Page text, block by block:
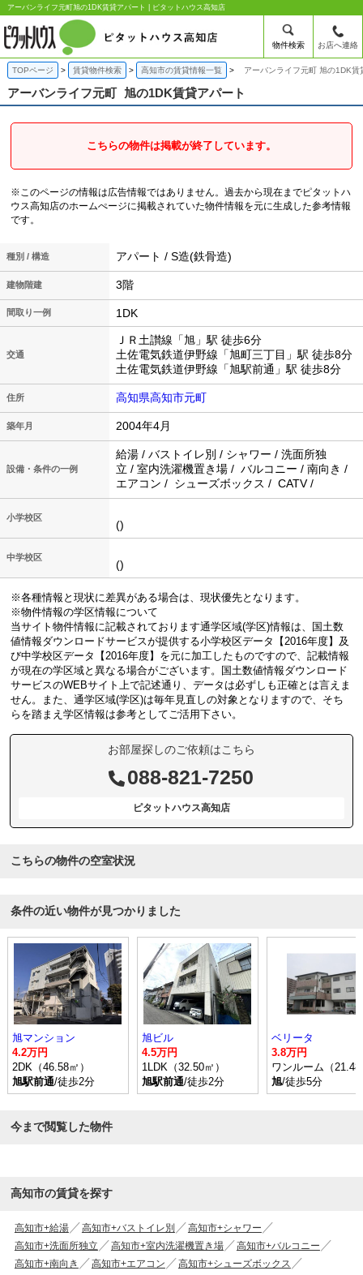
アーバンライフ元町旭の1DK賃貸アパート | ピタットハウス高知店
物件検索 お店へ連絡
TOPページ 賃貸物件検索 高知市の賃貸情報一覧 アーバンライフ元町 旭の1DK賃
アーバンライフ元町 旭の1DK賃貸アパート
こちらの物件は掲載が終了しています。
※このページの情報は広告情報ではありません。過去から現在までピタットハ
ウス高知店のホームぺージに掲載されていた物件情報を元に生成した参考情報
です。
種別 / 構造 アパート / S造(鉄骨造)
建物階建 3階
間取り一例 1DK
交通
ＪＲ土讃線「旭」駅 徒歩6分
土佐電気鉄道伊野線「旭町三丁目」駅 徒歩8分
土佐電気鉄道伊野線「旭駅前通」駅 徒歩8分
住所 高知県高知市元町
築年月 2004年4月
設備・条件の一例
給湯 / バストイレ別 / シャワー / 洗面所独
立 / 室内洗濯機置き場 / バルコニー / 南向き /
エアコン / シューズボックス / CATV /
小学校区
()
中学校区
()
※各種情報と現状に差異がある場合は、現状優先となります。
※物件情報の学区情報について
当サイト物件情報に記載されております通学区域(学区)情報は、国土数
値情報ダウンロードサービスが提供する小学校区データ【2016年度】及
び中学校区データ【2016年度】を元に加工したものですので、記載情報
が現在の学区域と異なる場合がございます。国土数値情報ダウンロード
サービスのWEBサイト上で記述通り、データは必ずしも正確とは言えま
せん。また、通学区域(学区)は毎年見直しの対象となりますので、そち
らを踏まえ学区情報は参考としてご活用下さい。
お部屋探しのご依頼はこちら
088-821-7250
ピタットハウス高知店
こちらの物件の空室状況
条件の近い物件が見つかりました
旭マンション
4.2万円
2DK（46.58㎡）
旭駅前通/徒歩2分
旭ビル
4.5万円
1LDK（32.50㎡）
旭駅前通/徒歩2分
ベリータ
3.8万円
ワンルーム（21.48
旭/徒歩5分
今まで閲覧した物件
高知市の賃貸を探す
高知市+給湯 高知市+バストイレ別
高知市+シャワー
高知市+洗面所独立
高知市+室内洗濯機置き場
高知市+バルコニー
高知市+南向き
高知市+エアコン
高知市+シューズボックス